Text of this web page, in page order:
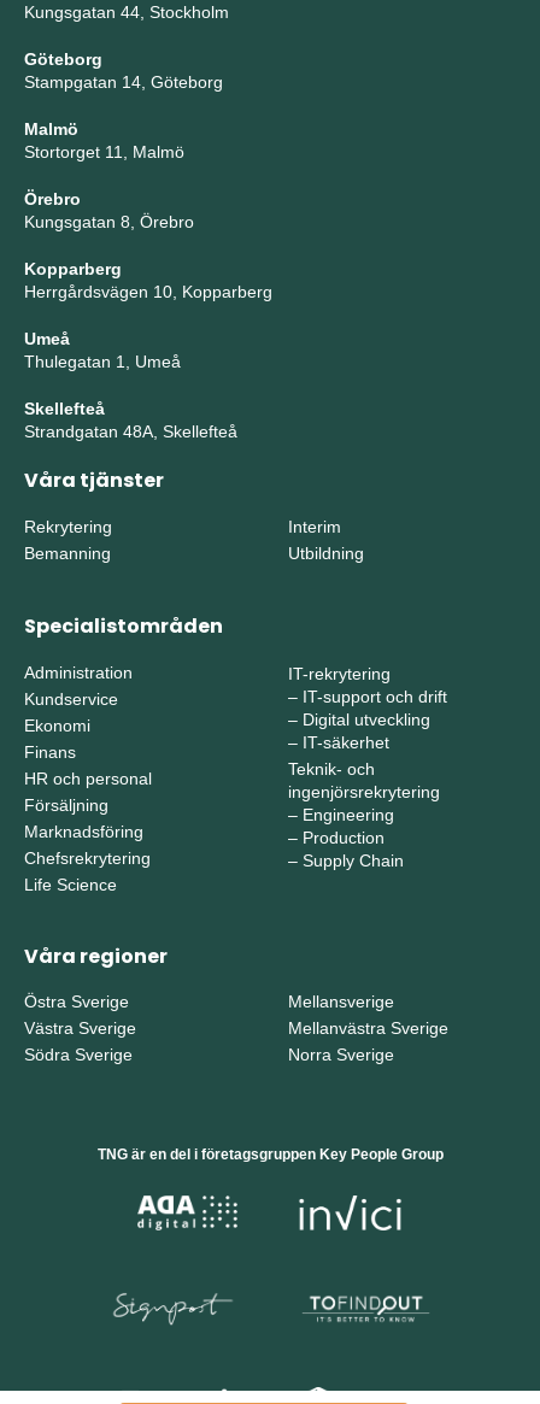
Kungsgatan 44, Stockholm
Göteborg
Stampgatan 14, Göteborg
Malmö
Stortorget 11, Malmö
Örebro
Kungsgatan 8, Örebro
Kopparberg
Herrgårdsvägen 10, Kopparberg
Umeå
Thulegatan 1, Umeå
Skellefteå
Strandgatan 48A, Skellefteå
Våra tjänster
Rekrytering
Bemanning
Interim
Utbildning
Specialistområden
Administration
Kundservice
Ekonomi
Finans
HR och personal
Försäljning
Marknadsföring
Chefsrekrytering
Life Science
IT-rekrytering
– IT-support och drift
– Digital utveckling
– IT-säkerhet
Teknik- och
ingenjörsrekrytering
– Engineering
– Production
– Supply Chain
Våra regioner
Östra Sverige
Västra Sverige
Södra Sverige
Mellansverige
Mellanvästra Sverige
Norra Sverige
TNG är en del i företagsgruppen Key People Group